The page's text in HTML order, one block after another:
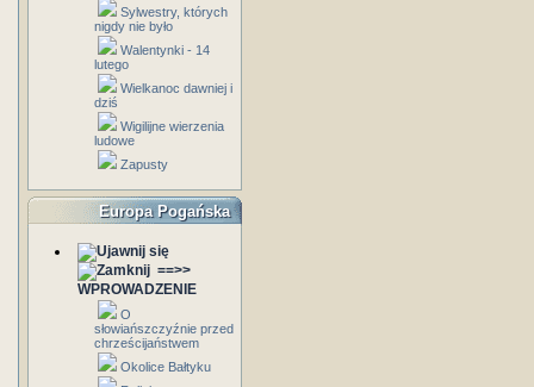
Sylwestry, których
nigdy nie było
Walentynki - 14
lutego
Wielkanoc dawniej i
dziś
Wigilijne wierzenia
ludowe
Zapusty
Europa Pogańska
==>>
WPROWADZENIE
O
słowiańszczyźnie przed
chrześcijaństwem
Okolice Bałtyku